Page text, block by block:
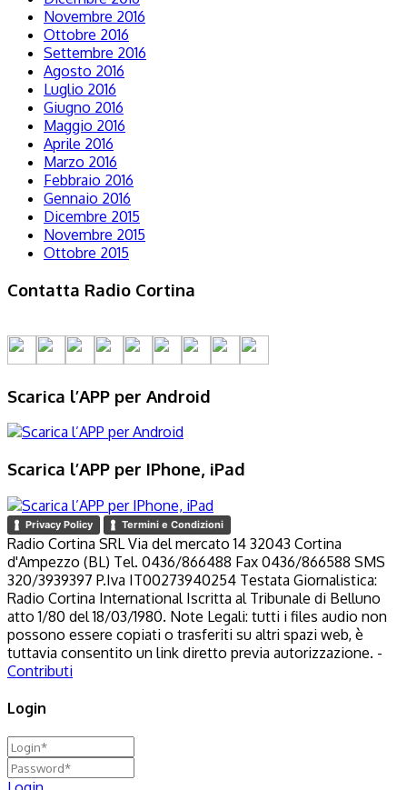
Novembre 2016
Ottobre 2016
Settembre 2016
Agosto 2016
Luglio 2016
Giugno 2016
Maggio 2016
Aprile 2016
Marzo 2016
Febbraio 2016
Gennaio 2016
Dicembre 2015
Novembre 2015
Ottobre 2015
Contatta Radio Cortina
Scarica l’APP per Android
Scarica l’APP per IPhone, iPad
Privacy Policy Termini e Condizioni
Radio Cortina SRL Via del mercato 14 32043 Cortina
d'Ampezzo (BL) Tel. 0436/866488 Fax 0436/866588 SMS
320/3939397 P.Iva IT00273940254 Testata Giornalistica:
Radio Cortina International Iscritta al Tribunale di Belluno
atto 1/80 del 18/03/1980. Note Legali: tutti i files audio non
possono essere copiati o trasferiti su altri spazi web, è
tuttavia consentito un link diretto previa autorizzazione. -
Contributi
Login